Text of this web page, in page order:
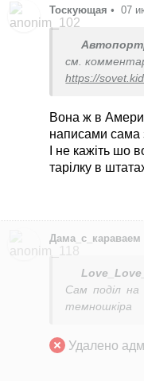
Тоскующая • 07
см.
https://
Вона ж в
написами сама
І не кажіть шо
тарілку в
Дама_с_караваем
Сам поділ
Удалено